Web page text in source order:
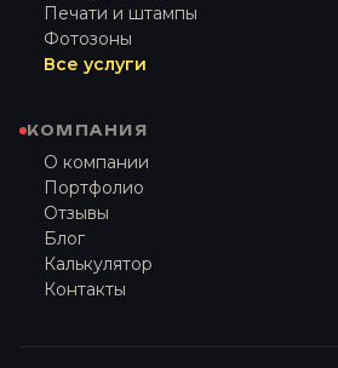
Печати и штампы
Фотозоны
Все услуги
КОМПАНИЯ
О компании
Портфолио
Отзывы
Блог
Калькулятор
Контакты